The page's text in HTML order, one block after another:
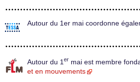
Autour du 1er mai coordonne
Autour du 1 er mai est membre
et en mouvements